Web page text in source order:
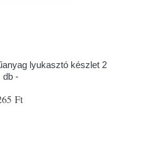
lyukasztó készlet 2
db -
Ft